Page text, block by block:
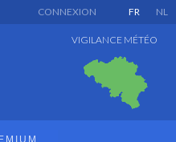
FR NL
CONNEXION
VIGILANCE MÉTÉO